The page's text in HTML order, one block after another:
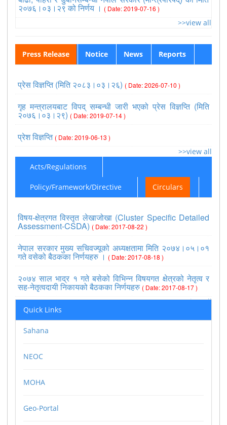
२०७६।०३।२९ को निर्णय । ( Date: 2019-07-16 )
>>view all
Press Release Notice News Reports
प्रेस विज्ञप्ति (मिति २०८३।०३।२६) ( Date: 2026-07-10 )
गृह मन्त्रालयबाट विपद् सम्बन्धी जारी भएको प्रेस विज्ञप्ति (मिति
२०७६।०३।२९) ( Date: 2019-07-14 )
प्रेश विज्ञप्ति ( Date: 2019-06-13 )
>>view all
Acts/Regulations
Policy/Framework/Directive Circulars
विषय-क्षेत्रगत विस्तृत लेखाजोखा (Cluster Specific Detailed
Assessment-CSDA) ( Date: 2017-08-22 )
नेपाल सरकार मुख्य सचिवज्यूको अध्यक्षतामा मिति २०७४।०५।०१
गते वसेको बैठकका निर्णयहरु । ( Date: 2017-08-18 )
२०७४ साल भाद्र १ गते बसेको विभिन्न विषयगत क्षेत्रको नेतृत्व र
सह-नेतृत्वदायी निकायको बैठकका निर्णयहरु ( Date: 2017-08-17 )
>>view all
Quick Links
Sahana
NEOC
MOHA
Geo-Portal